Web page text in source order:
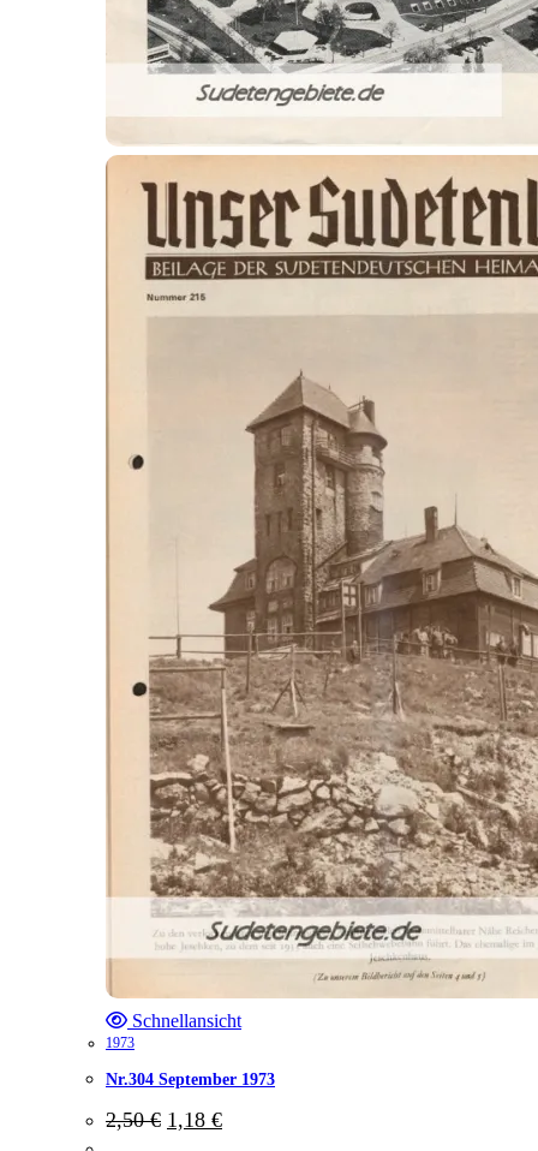
Schnellansicht
1973
Nr.304 September 1973
2,50€ Ursprünglicher
Preis
1,18 €Aktueller
Preis